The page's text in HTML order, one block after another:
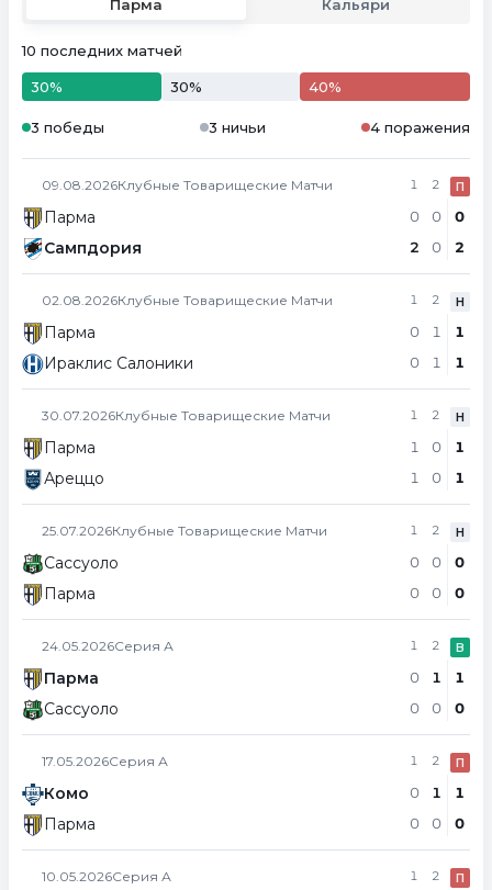
Парма Кальяри
10 последних матчей
30% 30% 40%
3 победы 3 ничьи 4 поражения
09.08.2026Клубные Товарищеские Матчи
Парма
Сампдория
1
0
2
2
0
0
П
0
2
02.08.2026Клубные Товарищеские Матчи
Парма
Ираклис Салоники
1
0
0
2
1
1
Н
1
1
30.07.2026Клубные Товарищеские Матчи
Парма
Ареццо
1
1
1
2
0
0
Н
1
1
25.07.2026Клубные Товарищеские Матчи
Сассуоло
Парма
1
0
0
2
0
0
Н
0
0
24.05.2026Серия А
Парма
Сассуоло
1
0
0
2
1
0
В
1
0
17.05.2026Серия А
Комо
Парма
1
0
0
2
1
0
П
1
0
10.05.2026Серия А 1 2 П